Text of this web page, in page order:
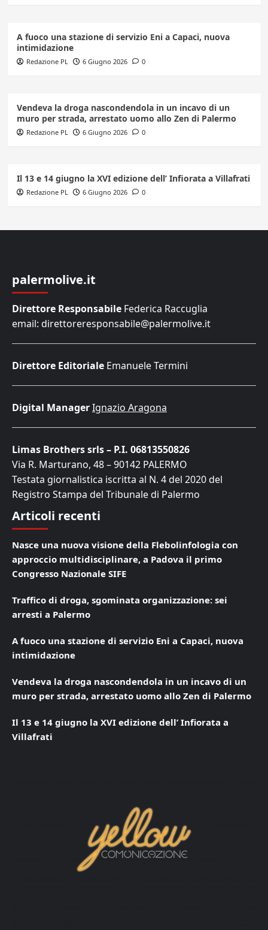
A fuoco una stazione di servizio Eni a Capaci, nuova
intimidazione
Redazione PL 6 Giugno 2026 0
Vendeva la droga nascondendola in un incavo di un
muro per strada, arrestato uomo allo Zen di Palermo
Redazione PL 6 Giugno 2026 0
Il 13 e 14 giugno la XVI edizione dell’ Infiorata a Villafrati
Redazione PL 6 Giugno 2026 0
palermolive.it
Direttore Responsabile Federica Raccuglia
email: direttoreresponsabile@palermolive.it
Direttore Editoriale Emanuele Termini
Digital ManagerIgnazio Aragona
Limas Brothers srls – P.I. 06813550826
Via R. Marturano, 48 – 90142 PALERMO
Testata giornalistica iscritta al N. 4 del 2020 del
Registro Stampa del Tribunale di Palermo
Articoli recenti
Nasce una nuova visione della Flebolinfologia con
approccio multidisciplinare, a Padova il primo
Congresso Nazionale SIFE
Traffico di droga, sgominata organizzazione: sei
arresti a Palermo
A fuoco una stazione di servizio Eni a Capaci, nuova
intimidazione
Vendeva la droga nascondendola in un incavo di un
muro per strada, arrestato uomo allo Zen di Palermo
Il 13 e 14 giugno la XVI edizione dell’ Infiorata a
Villafrati